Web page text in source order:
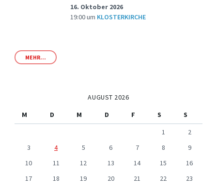
16. Oktober 2026
19:00um KLOSTERKIRCHE
MEHR...
AUGUST 2026
M
D M D F S
S
1
2
3
4 5 6 7 8
9
10
11 12 13 14 15
16
17
18 19 20 21 22
23